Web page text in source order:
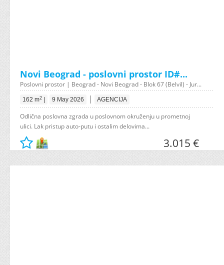
Novi Beograd - poslovni prostor ID#...
Poslovni prostor | Beograd - Novi Beograd - Blok 67 (Belvil) - Jur...
162 m2 9 May 2026 | AGENCIJA
Odlična poslovna zgrada u poslovnom okruženju u prometnoj
ulici. Lak pristup auto-putu i ostalim delovima...
3.015 €